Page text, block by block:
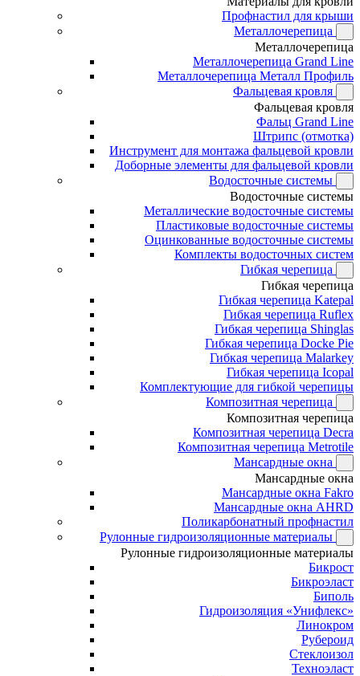
Профнастил для крыши
Металлочерепица
Металлочерепица
Металлочерепица Grand Line
Металлочерепица Металл Профиль
Фальцевая кровля
Фальцевая кровля
Фальц Grand Line
Штрипс (отмотка)
Инструмент для монтажа фальцевой кровли
Доборные элементы для фальцевой кровли
Водосточные системы
Водосточные системы
Металлические водосточные системы
Пластиковые водосточные системы
Оцинкованные водосточные системы
Комплекты водосточных систем
Гибкая черепица
Гибкая черепица
Гибкая черепица Katepal
Гибкая черепица Ruflex
Гибкая черепица Shinglas
Гибкая черепица Docke Pie
Гибкая черепица Malarkey
Гибкая черепица Icopal
Комплектующие для гибкой черепицы
Композитная черепица
Композитная черепица
Композитная черепица Decra
Композитная черепица Metrotile
Мансардные окна
Мансардные окна
Мансардные окна Fakro
Мансардные окна AHRD
Поликарбонатный профнастил
Рулонные гидроизоляционные материалы
Рулонные гидроизоляционные материалы
Бикрост
Бикроэласт
Биполь
Гидроизоляция «Унифлекс»
Линокром
Рубероид
Стеклоизол
Техноэласт